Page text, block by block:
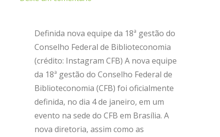
Definida nova equipe da 18ª gestão do
Conselho Federal de Biblioteconomia
(crédito: Instagram CFB) A nova equipe
da 18ª gestão do Conselho Federal de
Biblioteconomia (CFB) foi oficialmente
definida, no dia 4 de janeiro, em um
evento na sede do CFB em Brasília. A
nova diretoria, assim como as